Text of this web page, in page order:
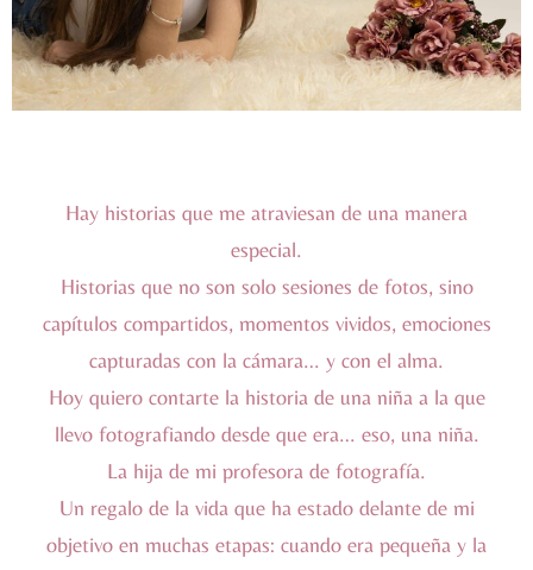
Hay historias que me atraviesan de una manera
especial.
Historias que no son solo sesiones de fotos, sino
capítulos compartidos, momentos vividos, emociones
capturadas con la cámara… y con el alma.
Hoy quiero contarte la historia de una niña a la que
llevo fotografiando desde que era… eso, una niña.
La hija de mi profesora de fotografía.
Un regalo de la vida que ha estado delante de mi
objetivo en muchas etapas: cuando era pequeña y la